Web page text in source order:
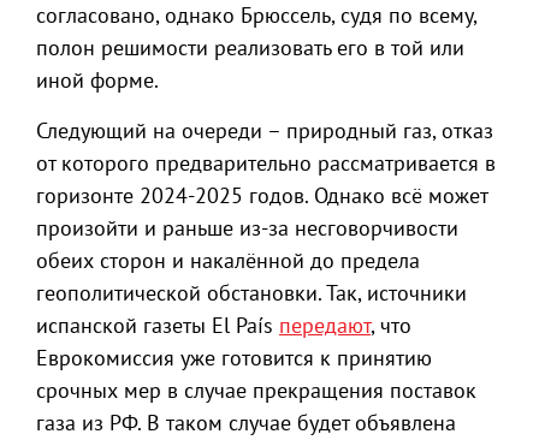
согласовано, однако Брюссель, судя по всему,
полон решимости реализовать его в той или
иной форме.
Следующий на очереди – природный газ, отказ
от которого предварительно рассматривается в
горизонте 2024-2025 годов. Однако всё может
произойти и раньше из-за несговорчивости
обеих сторон и накалённой до предела
геополитической обстановки. Так, источники
испанской газеты El País передают, что
Еврокомиссия уже готовится к принятию
срочных мер в случае прекращения поставок
газа из РФ. В таком случае будет объявлена